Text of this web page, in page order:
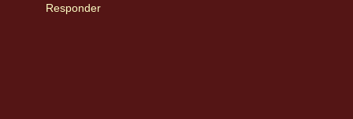
Responder